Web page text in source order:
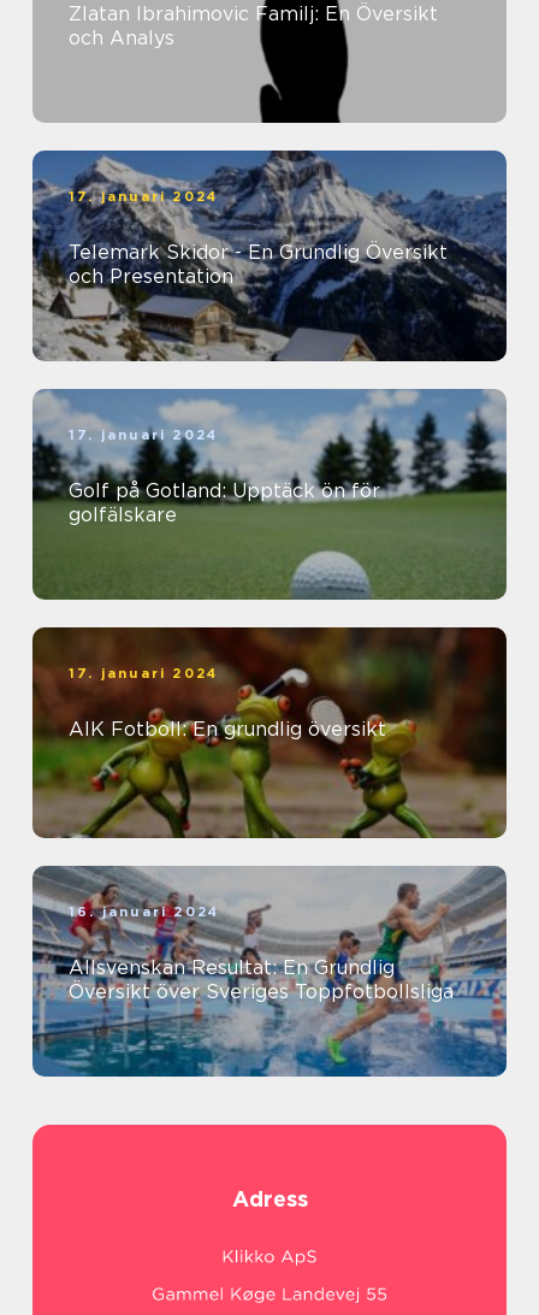
Zlatan Ibrahimovic Familj: En Översikt
och Analys
17. januari 2024
Telemark Skidor - En Grundlig Översikt
och Presentation
17. januari 2024
Golf på Gotland: Upptäck ön för
golfälskare
17. januari 2024
AIK Fotboll: En grundlig översikt
16. januari 2024
Allsvenskan Resultat: En Grundlig
Översikt över Sveriges Toppfotbollsliga
Adress